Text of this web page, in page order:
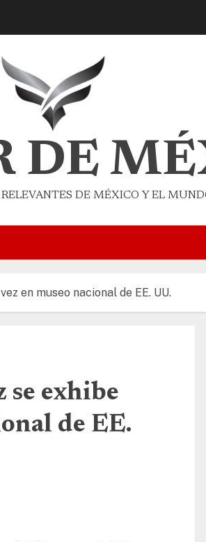
DE
DE MÉXICO Y EL
en museo nacional de EE. UU.
se exhibe
de EE.